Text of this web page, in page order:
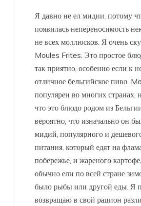
Я давно не ел мидии, потому
появилась непереносимость
не всех моллюсков. Я очень
Moules Frites. Это простое
так приятно, особенно если к
отличное бельгийское пиво.
популярен во многих странах,
что это блюдо родом из
вероятно, что изначально он
мидий, популярного и
питания, который едят на
побережье, и жареного
обычно ели по всей стране
было рыбы или другой еды. Я
возвращаю в свой рацион